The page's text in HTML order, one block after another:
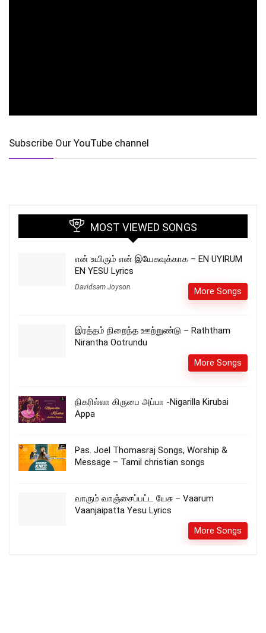
Subscribe Our YouTube channel
MOST VIEWED SONGS
என் உயிரும் என் இயேசுவுக்காக – EN UYIRUM
EN YESU Lyrics
Davidsam Joyson More Songs
இரத்தம் நிறைந்த ஊற்றுண்டு – Raththam
Nirantha Ootrundu
More Songs
நிகரில்லா கிருபை அப்பா -Nigarilla Kirubai
Appa
Pas. Joel Thomasraj Songs, Worship &
Message – Tamil christian songs
வாரும் வாஞ்சைப்பட்ட யேசு – Vaarum
Vaanjaipatta Yesu Lyrics
More Songs